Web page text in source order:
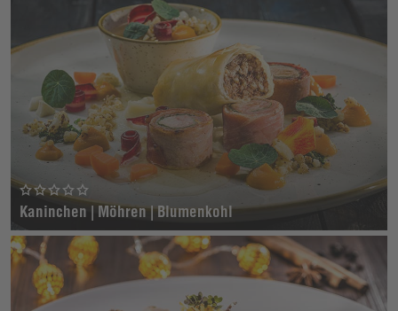
Kaninchen | Möhren | Blumenkohl